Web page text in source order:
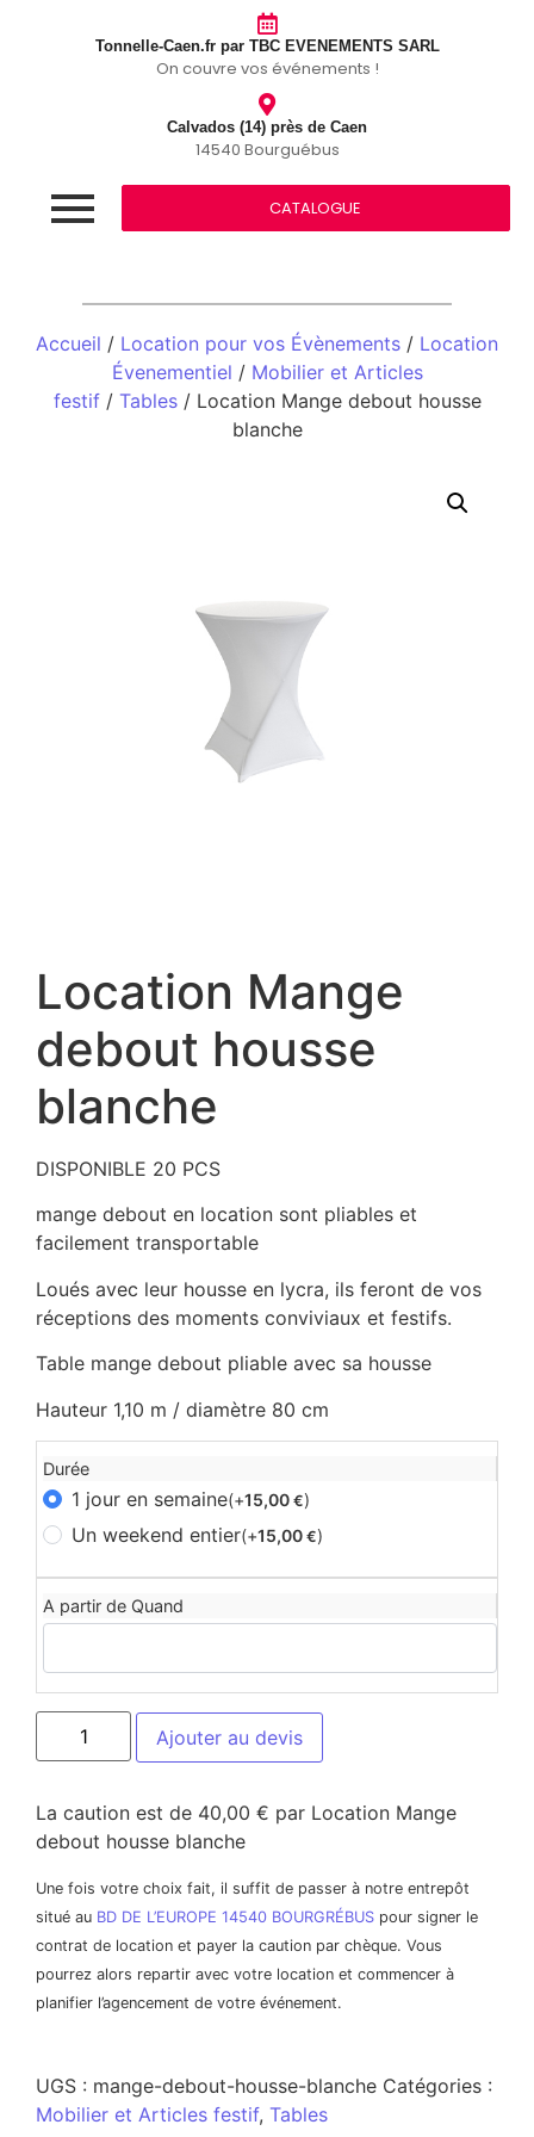
Tonnelle-Caen.fr par TBC EVENEMENTS SARL
On couvre vos événements !
Calvados (14) près de Caen
14540 Bourguébus
CATALOGUE
Accueil / Location pour vos Évènements / Location
Évenementiel / Mobilier et Articles
festif/ Tables/ Location Mange debout housse
blanche
Location Mange
debout housse
blanche
DISPONIBLE 20 PCS
mange debout en location sont pliables et
facilement transportable
Loués avec leur housse en lycra, ils feront de vos
réceptions des moments conviviaux et festifs.
Table mange debout pliable avec sa housse
Hauteur 1,10 m / diamètre 80 cm
Durée
1 jour en semaine(+15,00 €)
Un weekend entier(+15,00 €)
A partir de Quand
Ajouter au devis
La caution est de 40,00 € par Location Mange
debout housse blanche
Une fois votre choix fait, il suffit de passer à notre entrepôt
situé au BD DE L’EUROPE 14540 BOURGRÉBUS pour signer le
contrat de location et payer la caution par chèque. Vous
pourrez alors repartir avec votre location et commencer à
planifier l’agencement de votre événement.
UGS : mange-debout-housse-blanche Catégories :
Mobilier et Articles festif, Tables